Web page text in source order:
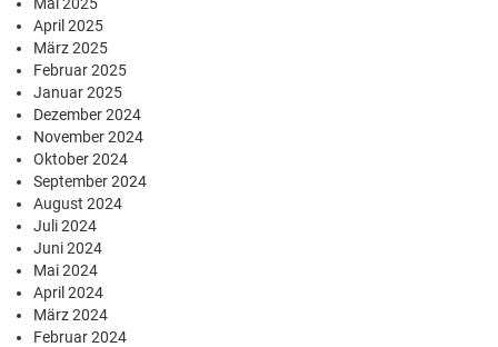
April 2025
März 2025
Februar 2025
Januar 2025
Dezember 2024
November 2024
Oktober 2024
September 2024
August 2024
Juli 2024
Juni 2024
Mai 2024
April 2024
März 2024
Februar 2024